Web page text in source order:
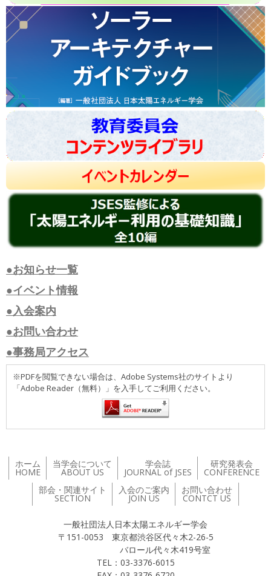
●お知らせ一覧
●イベント情報
●入会案内
●お問い合わせ
●事務局アクセス
※PDFを閲覧できない場合は、Adobe Systems社のサイトより
「Adobe Reader（無料）」を入手してご利用ください。
ホーム
HOME
当学会について
ABOUT US
学会誌
JOURNAL of JSES
研究発表会
CONFERENCE
部会・関連サイト
SECTION
入会のご案内
JOIN US
お問い合わせ
CONTCT US
一般社団法人日本太陽エネルギー学会
〒151-0053 東京都渋谷区代々木2-26-5
バロール代々木419号室
TEL：03-3376-6015